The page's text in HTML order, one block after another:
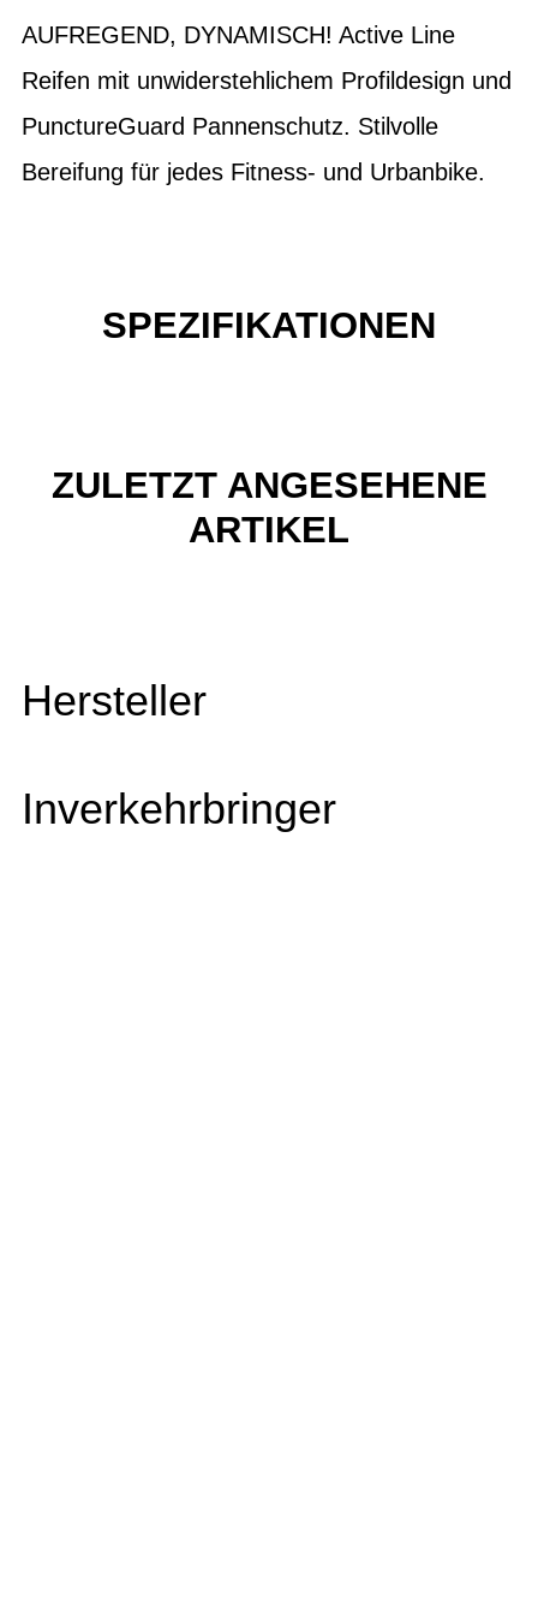
AUFREGEND, DYNAMISCH! Active Line
Reifen mit unwiderstehlichem Profildesign und
PunctureGuard Pannenschutz. Stilvolle
Bereifung für jedes Fitness- und Urbanbike.
SPEZIFIKATIONEN
ZULETZT ANGESEHENE
ARTIKEL
Hersteller
Inverkehrbringer